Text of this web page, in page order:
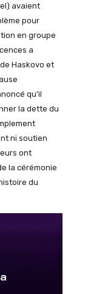
avaient
pour
en groupe
a
Haskovo et
qu’il
la dette du
ni soutien
ont
la cérémonie
du